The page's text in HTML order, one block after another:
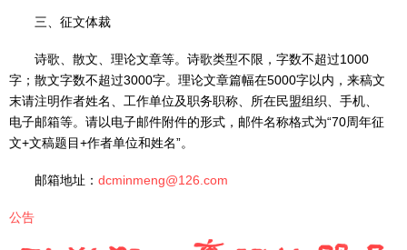
三、征文体裁
诗歌、散文、理论文章等。诗歌类型不限，字数不超过1000
字；散文字数不超过3000字。理论文章篇幅在5000字以内，来稿文
末请注明作者姓名、工作单位及职务职称、所在民盟组织、手机、
电子邮箱等。请以电子邮件附件的形式，邮件名称格式为“70周年征
文+文稿题目+作者单位和姓名”。
邮箱地址： dcminmeng@126.com
公告